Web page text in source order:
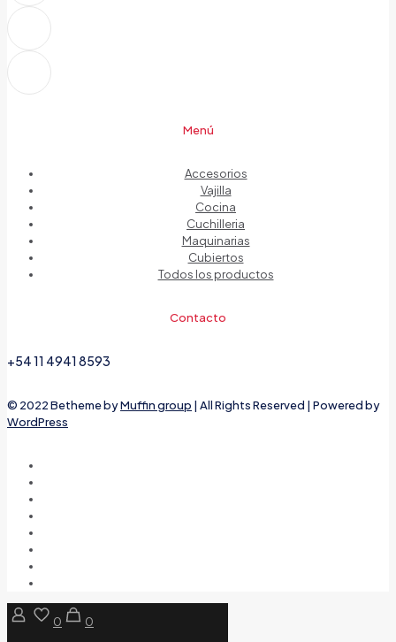
Menú
Accesorios
Vajilla
Cocina
Cuchilleria
Maquinarias
Cubiertos
Todos los productos
Contacto
+54 11 4941 8593
© 2022 Betheme byMuffin group | All Rights Reserved | Powered by
WordPress
0
0